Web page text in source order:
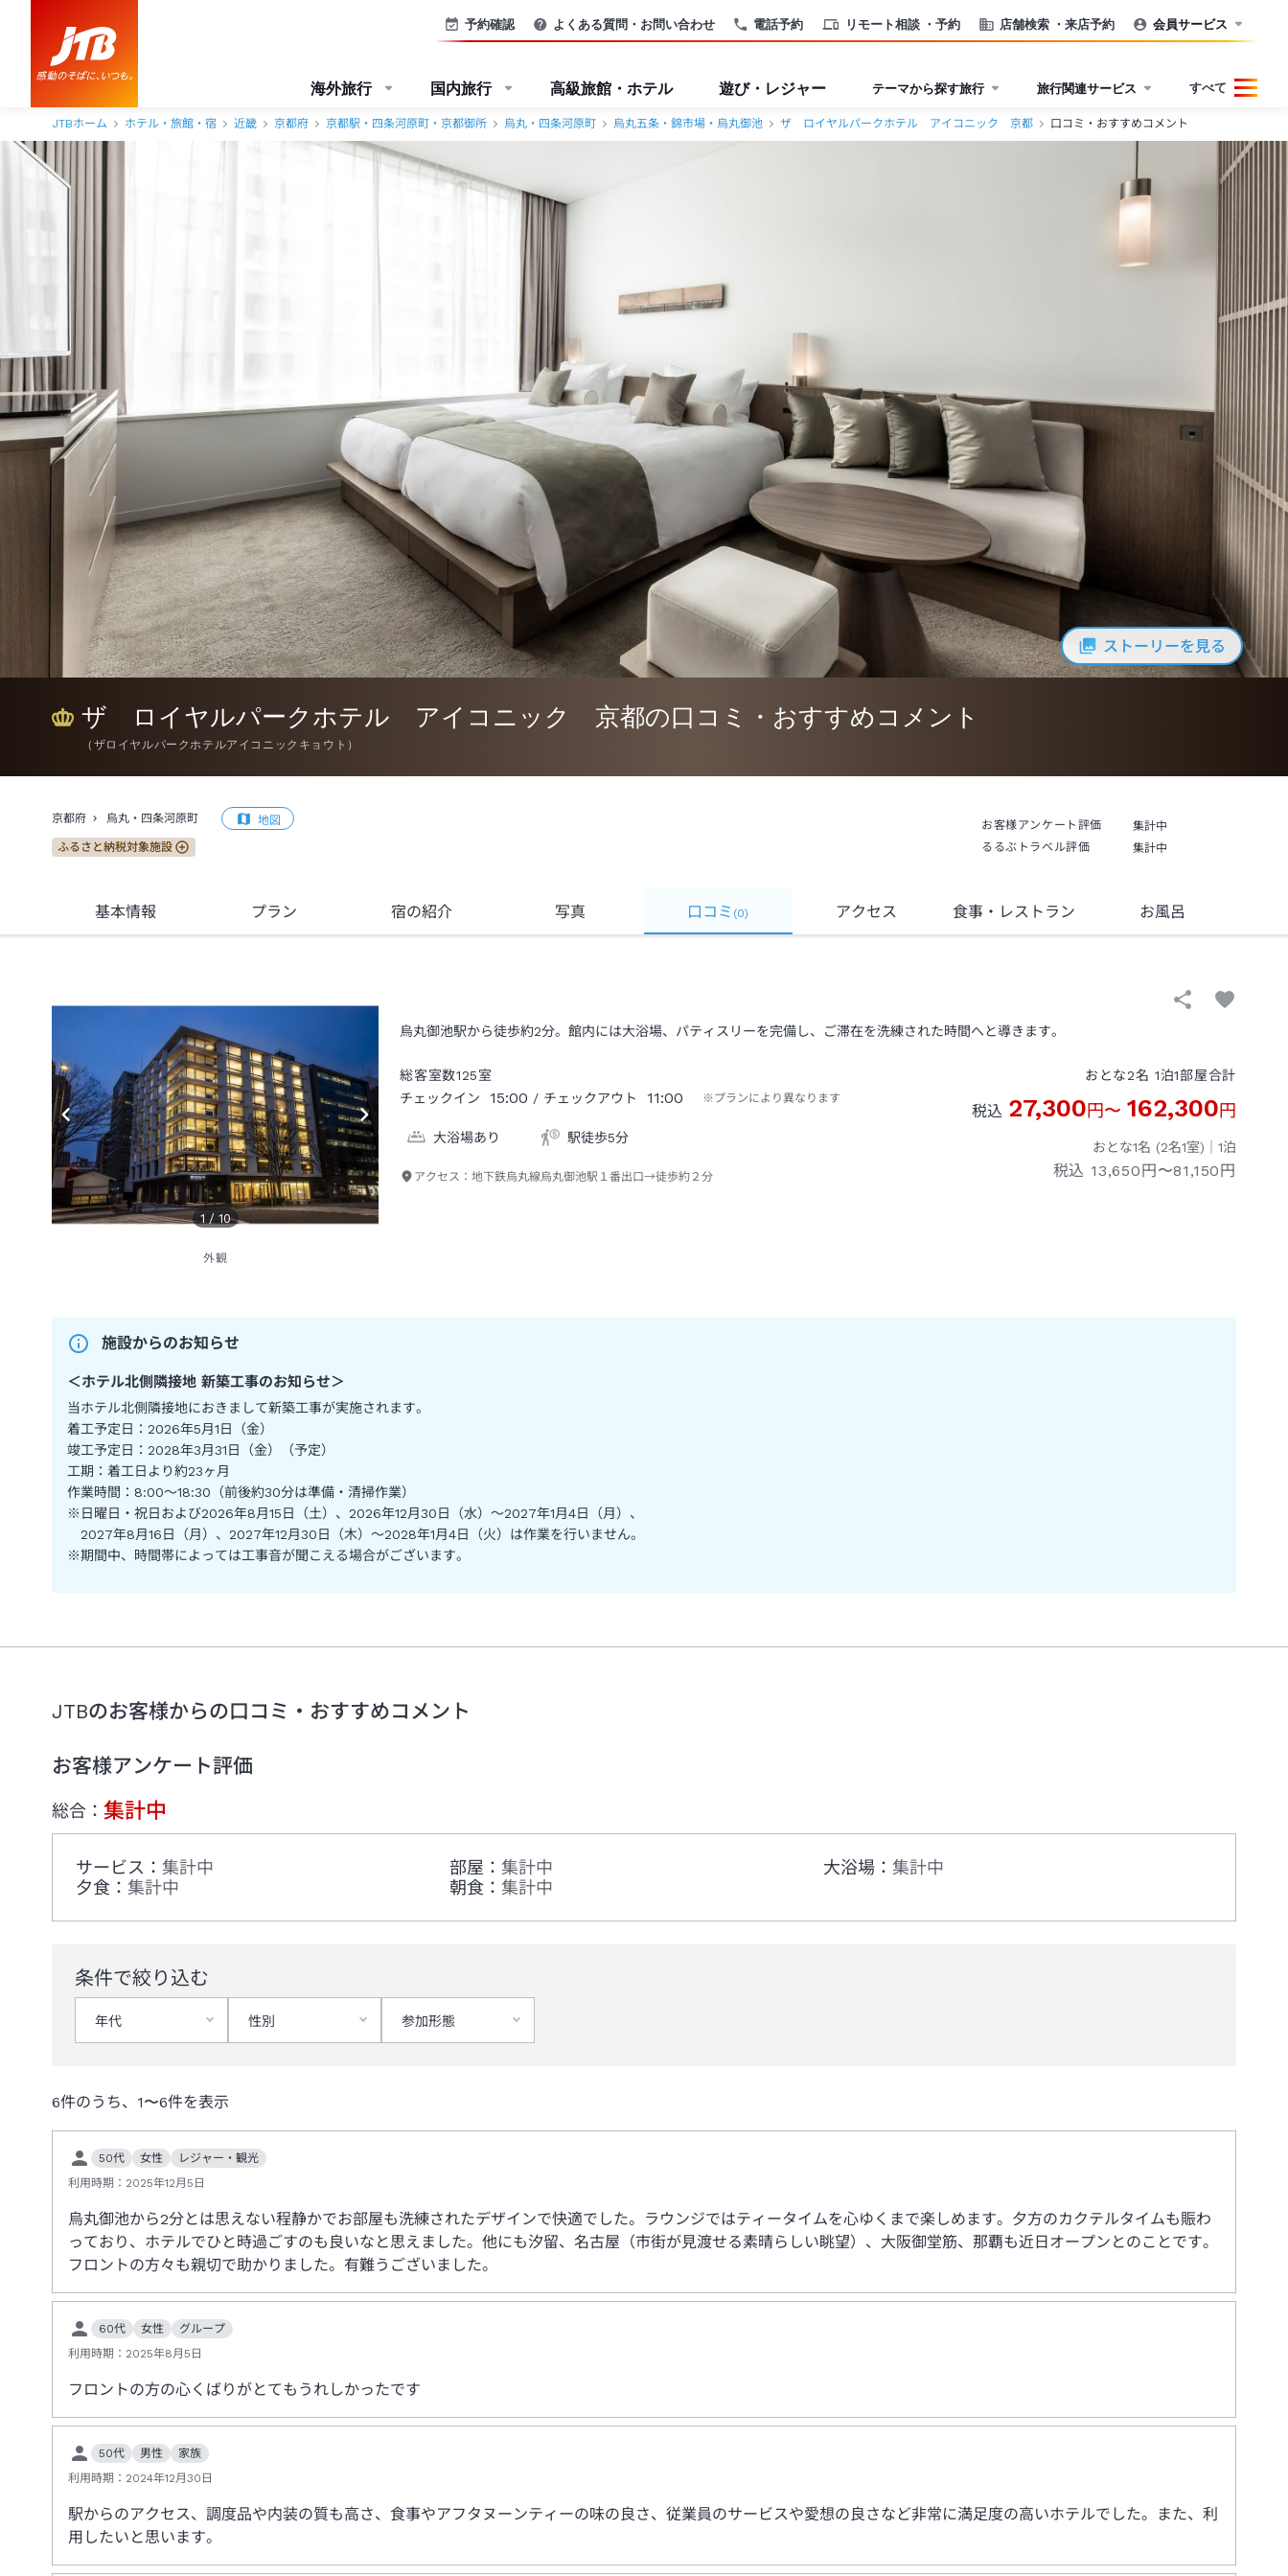
電話予約 リモート相談 ・予約 店舗検索 ・来店予約
予約確認 よくある質問・お問い合わせ 会員サービス
海外旅行 国内旅行 高級旅館・ホテル 遊び・レジャー テーマから探す旅行 旅行関連サービス すべて
JTBホーム ホテル・旅館・宿 近畿 京都府 京都駅・四条河原町・京都御所 烏丸・四条河原町 烏丸五条・錦市場・烏丸御池 ザ ロイヤルパークホテル アイコニック 京都 口コミ・おすすめコメント
ストーリーを見る
ザ ロイヤルパークホテル アイコニック 京都の口コミ・おすすめコメント
（ ザロイヤルパークホテルアイコニックキョウト ）
京都府 烏丸・四条河原町 地図
ふるさと納税対象施設
お客様アンケート評価
集計中
るるぶトラベル評価
集計中
基本情報 プラン 宿の紹介 写真 口コミ (0) アクセス 食事 ・レストラン お風呂
1 / 10
外観
烏丸御池駅から徒歩約2分。館内には大浴場、パティスリーを完備し、ご滞在を洗練された時間へと導きます。
総客室数125室
チェックイン
15:00 / チェックアウト 11:00 ※プランにより異なります
大浴場あり 駅徒歩5分
アクセス：地下鉄烏丸線烏丸御池駅１番出口→徒歩約２分
おとな2名 1泊1部屋合計
税込 27,300円〜 162,300円
おとな1名 (2名1室)｜ 1泊
税込 13,650円〜81,150円
施設からのお知らせ
＜ホテル北側隣接地 新築工事のお知らせ＞
当ホテル北側隣接地におきまして新築工事が実施されます。
着工予定日：2026年5月1日（金）
竣工予定日：2028年3月31日（金）（予定）
工期：着工日より約23ヶ月
作業時間：8:00～18:30（前後約30分は準備・清掃作業）
※日曜日・祝日および2026年8月15日（土）、2026年12月30日（水）～2027年1月4日（月）、
2027年8月16日（月）、2027年12月30日（木）～2028年1月4日（火）は作業を行いません。
※期間中、時間帯によっては工事音が聞こえる場合がございます。
JTBのお客様からの口コミ・おすすめコメント
お客様アンケート評価
総合： 集計中
サービス ： 集計中 部屋 ： 集計中 大浴場 ： 集計中
夕食 ： 集計中 朝食 ： 集計中
条件で絞り込む
年代 性別 参加形態
6件のうち、 1〜6件を表示
50代 女性
レジャー・観光
利用時期： 2025年12月5日
烏丸御池から2分とは思えない程静かでお部屋も洗練されたデザインで快適でした。ラウンジではティータイムを心ゆくまで楽しめます。夕方のカクテルタイムも賑わ
っており、ホテルでひと時過ごすのも良いなと思えました。他にも汐留、名古屋（市街が見渡せる素晴らしい眺望）、大阪御堂筋、那覇も近日オープンとのことです。
フロントの方々も親切で助かりました。有難うございました。
60代 女性
グループ
利用時期： 2025年8月5日
フロントの方の心くばりがとてもうれしかったです
50代 男性
家族
利用時期： 2024年12月30日
駅からのアクセス、調度品や内装の質も高さ、食事やアフタヌーンティーの味の良さ、従業員のサービスや愛想の良さなど非常に満足度の高いホテルでした。また、利
用したいと思います。